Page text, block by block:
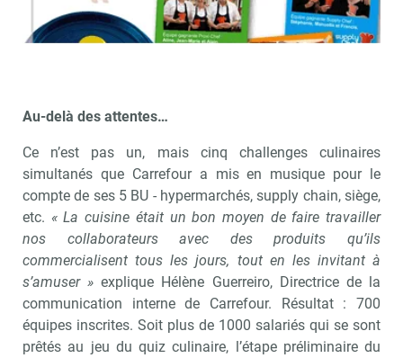
Au-delà des attentes…
Ce n’est pas un, mais cinq challenges culinaires
simultanés que Carrefour a mis en musique pour le
compte de ses 5 BU - hypermarchés, supply chain, siège,
etc. « La cuisine était un bon moyen de faire travailler
nos collaborateurs avec des produits qu’ils
commercialisent tous les jours, tout en les invitant à
s’amuser » explique Hélène Guerreiro, Directrice de la
communication interne de Carrefour. Résultat : 700
équipes inscrites. Soit plus de 1000 salariés qui se sont
prêtés au jeu du quiz culinaire, l’étape préliminaire du